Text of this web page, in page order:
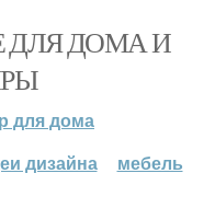
ДЛЯ ДОМА И
для дома
дизайна мебель